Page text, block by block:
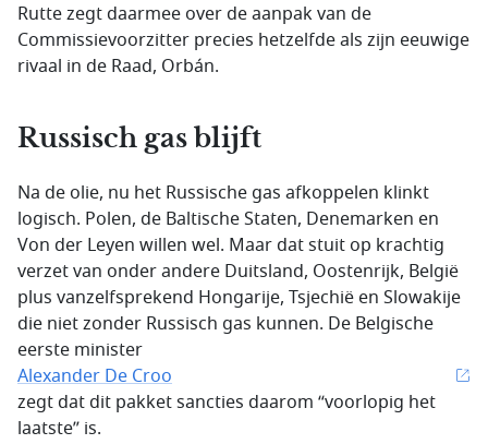
Rutte zegt daarmee over de aanpak van de
Commissievoorzitter precies hetzelfde als zijn eeuwige
rivaal in de Raad, Orbán.
Russisch gas blijft
Na de olie, nu het Russische gas afkoppelen klinkt
logisch. Polen, de Baltische Staten, Denemarken en
Von der Leyen willen wel. Maar dat stuit op krachtig
verzet van onder andere Duitsland, Oostenrijk, België
plus vanzelfsprekend Hongarije, Tsjechië en Slowakije
die niet zonder Russisch gas kunnen. De Belgische
eerste minister
Alexander De Croo
zegt dat dit pakket sancties daarom “voorlopig het
laatste” is.